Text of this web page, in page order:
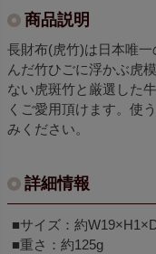
商品説明
長財布(虎竹)は日本唯
んだ竹ひごに浮かぶ虎
ない虎斑竹と厳選した
くご愛用頂けます。使
みください。
詳細情報
■サイズ：約
■重さ：約125g